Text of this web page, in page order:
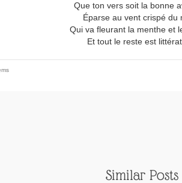
Que ton vers soit la bonne
Éparse au vent crispé du
Qui va fleurant la menthe et
Et tout le reste est
Similar Posts